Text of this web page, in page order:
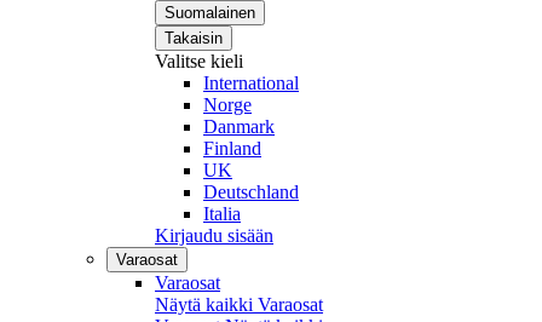
Suomalainen
Takaisin
Valitse kieli
International
Norge
Danmark
Finland
UK
Deutschland
Italia
Kirjaudu sisään
Varaosat
Varaosat
Näytä kaikki Varaosat